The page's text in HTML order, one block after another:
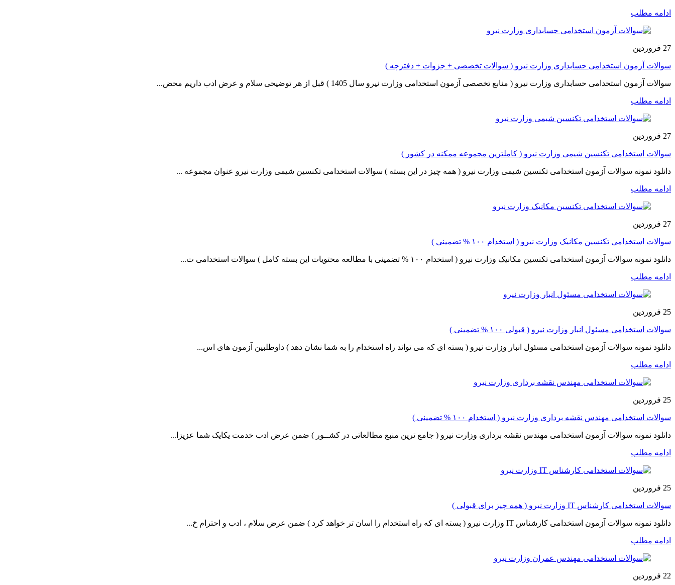
ادامه مطلب
27 فروردین
سوالات آزمون استخدامی حسابداری وزارت نیرو ( سوالات تخصصی + جزوات + دفترچه )
سوالات آزمون استخدامی حسابداری وزارت نیرو ( منابع تخصصی آزمون استخدامی وزارت نیرو سال 1405 ) قبل از هر توضیحی سلام و عرض ادب داریم محض...
ادامه مطلب
27 فروردین
سوالات استخدامی تکنسین شیمی وزارت نیرو ( کاملترین مجموعه ممکنه در کشور )
دانلود نمونه سوالات آزمون استخدامی تکنسین شیمی وزارت نیرو ( همه چیز در این بسته ) سوالات استخدامی تکنسین شیمی وزارت نیرو عنوان مجموعه ...
ادامه مطلب
27 فروردین
سوالات استخدامی تکنسین مکانیک وزارت نیرو ( استخدام ۱۰۰ % تضمینی )
دانلود نمونه سوالات آزمون استخدامی تکنسین مکانیک وزارت نیرو ( استخدام ۱۰۰ % تضمینی با مطالعه محتویات این بسته کامل ) سوالات استخدامی ت...
ادامه مطلب
25 فروردین
سوالات استخدامی مسئول انبار وزارت نیرو ( قبولی ۱۰۰ % تضمینی )
دانلود نمونه سوالات آزمون استخدامی مسئول انبار وزارت نیرو ( بسته ای که می تواند راه استخدام را به شما نشان دهد ) داوطلبین آزمون های اس...
ادامه مطلب
25 فروردین
سوالات استخدامی مهندس نقشه برداری وزارت نیرو ( استخدام ۱۰۰ % تضمینی )
دانلود نمونه سوالات آزمون استخدامی مهندس نقشه برداری وزارت نیرو ( جامع ترین منبع مطالعاتی در کشــور ) ضمن عرض ادب خدمت یکایک شما عزیزا...
ادامه مطلب
25 فروردین
سوالات استخدامی کارشناس IT وزارت نیرو ( همه چیز برای قبولی )
دانلود نمونه سوالات آزمون استخدامی کارشناس IT وزارت نیرو ( بسته ای که راه استخدام را اسان تر خواهد کرد ) ضمن عرض سلام ، ادب و احترام خ...
ادامه مطلب
22 فروردین